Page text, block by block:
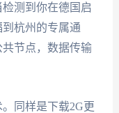
测到你在德国启
杭州的专属通
节点，数据传输
同样是下载2G更